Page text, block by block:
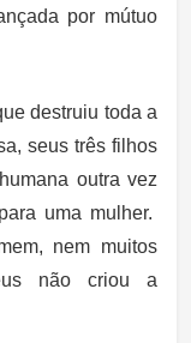
por mútuo
destruiu toda a
seus três filhos
outra vez
uma mulher.
nem muitos
não criou a